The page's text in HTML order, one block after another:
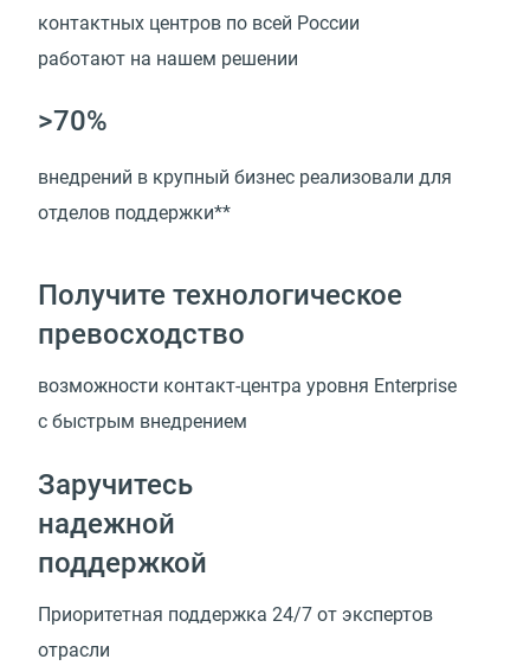
контактных центров по всей России
работают на нашем решении
>70%
внедрений в крупный бизнес реализовали для
отделов поддержки**
Получите технологическое
превосходство
возможности контакт-центра уровня Enterprise
с быстрым внедрением
Заручитесь
надежной
поддержкой
Приоритетная поддержка 24/7 от экспертов
отрасли